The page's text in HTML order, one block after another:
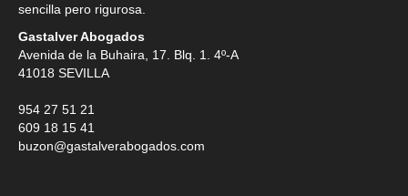
sencilla pero rigurosa.
Gastalver Abogados
Avenida de la Buhaira, 17. Blq. 1. 4º-A
41018 SEVILLA
954 27 51 21
609 18 15 41
buzon@gastalverabogados.com